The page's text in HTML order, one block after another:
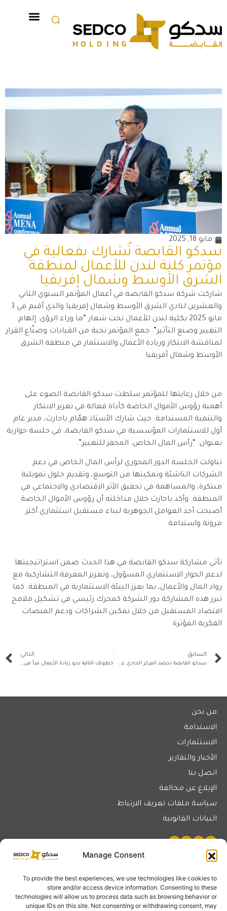
Manage Consent
To provide the best experiences, we use technologies like cookies to
store and/or access device information. Consenting to these
technologies will allow us to process data such as browsing behavior or
unique IDs on this site. Not consenting or withdrawing consent, may
مايو 18, 2025
سدكو القابضة تُشارك بفعالية في
مؤتمر كلية لندن للأعمال لمنطقة
الشرق الأوسط وشمال إفريقيا
شاركت شركة سدكو القابضة في أعمال المؤتمر السنوي الثاني
والعشرين لنادي الشرق الأوسط وشمال إفريقيا والذي أقيم في 3
مايو 2025 بكلية لندن للأعمال تحت شعار “ما وراء الرؤى: إلهام
التغيير وصنع التأثير”. جمع المؤتمر نخبة من القيادات وصنّاع القرار
لمناقشة الابتكار وريادة الأعمال والاستثمار في منطقة الشرق
الأوسط وشمال أفريقيا .
من خلال رعايتها للمؤتمر سلطت سدكو القابضة الضوء على
أهمية رؤوس الأموال الخاصة كأداة فعالة في تعزيز الابتكار
والتنمية المستدامة. حيث شارك الأستاذ همّام باحارث، مدير عام
أول للاستثمارات المؤسسية في سدكو القابضة، في جلسة حوارية
بعنوان: “رأس المال الخاص: المحفز للتغيير”.
تناولت الجلسة الدور المحوري لرأس المال الخاص في دعم
الشركات الناشئة وتمكينها من التوسع، وتقديم حلول تمويلية
مبتكرة، والمساهمة في تحقيق الأثر الاقتصادي والاجتماعي في
المنطقة. وأكد باحارث خلال مداخلته أن رؤوس الأموال الخاصة
أصبحت أحد العوامل الجوهرية لبناء مستقبل استثماري أكثر
مرونة واستدامة.
تأتي مشاركة سدكو القابضة في هذا الحدث ضمن استراتيجيتها
لدعم الحوار الاستثماري المسؤول، وتعزيز المعرفة التشاركية مع
رواد المال والأعمال، بما يعزز البيئة الاستثمارية في المنطقة. كما
تبرز هذه المشاركة دور الشركة كمحرك رئيسي في تشكيل ملامح
اقتصاد المستقبل من خلال تمكين الشراكات ودعم المنصات
الفكرية المؤثرة
السابق
سدكو القابضة تحصد المركز الحادي عشر ضمن قائمة أقوى 100 شركة عائلية عربية لعام 2025 حسب تصنيف فوربس الشرق الأوسط
التالي
خطوتك التالية نحو ريادة الأعمال تبدأ من خلال جلسة “روّاد” على منصة X
من نحن
الاستدامة
الاستثمارات
الأخبار والتقارير
اتصل بنا
الإبلاغ عن مخالفة
سياسة ملفات تعريف الارتباط
البيانات القانونية
المقر الرئيسي - جدة
البرج الجنوبي لمركز الرد سي مول – حي الشاطئ، طريق الملك